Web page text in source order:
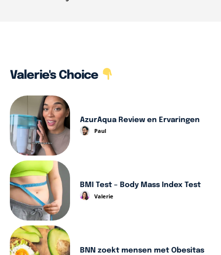
Valerie's Choice
AzurAqua Review en Ervaringen
Paul
BMI Test – Body Mass Index Test
Valerie
BNN zoekt mensen met Obesitas